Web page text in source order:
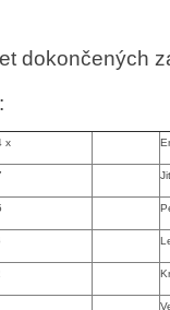
dokončených
x